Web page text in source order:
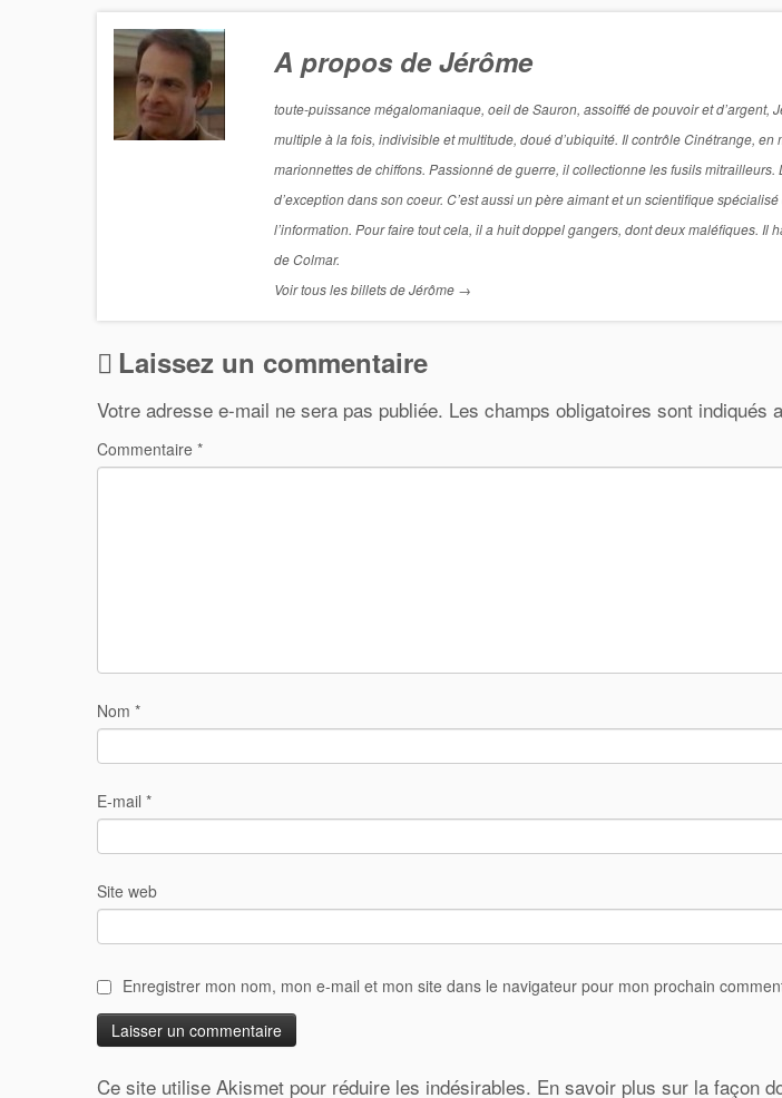
A propos de Jérôme
toute-puissance mégalomaniaque, oeil de Sauron, assoiffé de pouvoir et d’argent,
multiple à la fois, indivisible et multitude, doué d’ubiquité. Il contrôle Cinétrange, en
marionnettes de chiffons. Passionné de guerre, il collectionne les fusils
d’exception dans son coeur. C’est aussi un père aimant et un scientifique
l’information. Pour faire tout cela, il a huit doppel gangers, dont deux maléfiques. Il
de Colmar.
Voir tous les billets de Jérôme →
Laissez un commentaire
Votre adresse e-mail ne sera pas publiée. Les champs obligatoires sont indiqués
Commentaire *
Nom *
E-mail *
Site web
Enregistrer mon nom, mon e-mail et mon site dans le navigateur pour mon prochain
Ce site utilise Akismet pour réduire les indésirables. En savoir plus sur la façon